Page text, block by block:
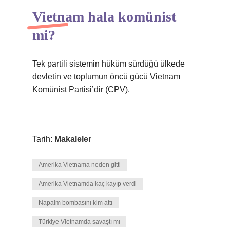
Vietnam hala komünist
mi?
Tek partili sistemin hüküm sürdüğü ülkede
devletin ve toplumun öncü gücü Vietnam
Komünist Partisi’dir (CPV).
Tarih: Makaleler
Amerika Vietnama neden gitti
Amerika Vietnamda kaç kayıp verdi
Napalm bombasını kim attı
Türkiye Vietnamda savaştı mı